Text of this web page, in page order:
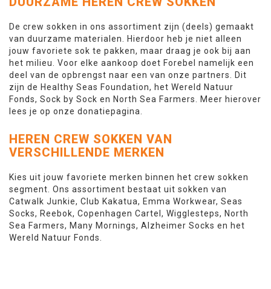
De crew sokken in ons assortiment zijn (deels) gemaakt
van duurzame materialen. Hierdoor heb je niet alleen
jouw favoriete sok te pakken, maar draag je ook bij aan
het milieu. Voor elke aankoop doet Forebel namelijk een
deel van de opbrengst naar een van onze partners. Dit
zijn de Healthy Seas Foundation, het Wereld Natuur
Fonds, Sock by Sock en North Sea Farmers. Meer hierover
lees je op onze donatiepagina.
HEREN CREW SOKKEN VAN
VERSCHILLENDE MERKEN
Kies uit jouw favoriete merken binnen het crew sokken
segment. Ons assortiment bestaat uit sokken van
Catwalk Junkie, Club Kakatua, Emma Workwear, Seas
Socks, Reebok, Copenhagen Cartel, Wigglesteps, North
Sea Farmers, Many Mornings, Alzheimer Socks en het
Wereld Natuur Fonds.